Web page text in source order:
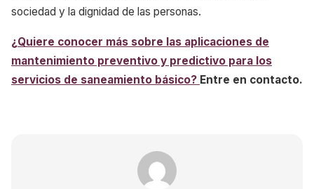
sociedad y la dignidad de las personas.
¿Quiere conocer más sobre las aplicaciones de
mantenimiento preventivo y predictivo para los
servicios de saneamiento básico? Entre en contacto.